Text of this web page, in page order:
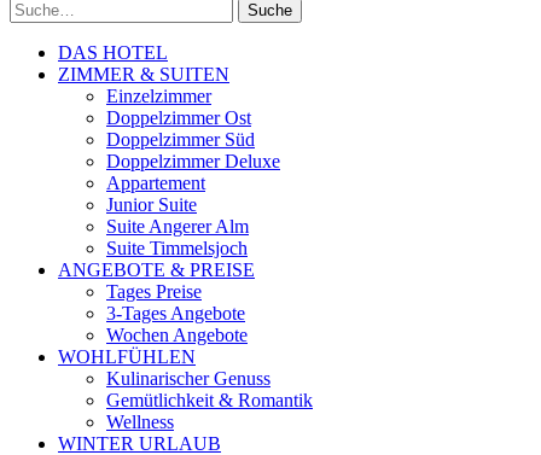
Suche
DAS HOTEL
ZIMMER & SUITEN
Einzelzimmer
Doppelzimmer Ost
Doppelzimmer Süd
Doppelzimmer Deluxe
Appartement
Junior Suite
Suite Angerer Alm
Suite Timmelsjoch
ANGEBOTE & PREISE
Tages Preise
3-Tages Angebote
Wochen Angebote
WOHLFÜHLEN
Kulinarischer Genuss
Gemütlichkeit & Romantik
Wellness
WINTER URLAUB